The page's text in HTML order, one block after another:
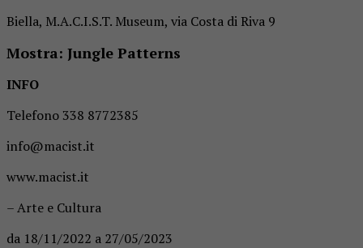
Biella, M.A.C.I.S.T. Museum, via Costa di Riva 9
Mostra: Jungle Patterns
INFO
Telefono 338 8772385
info@macist.it
www.macist.it
– Arte e Cultura
da 18/11/2022 a 27/05/2023